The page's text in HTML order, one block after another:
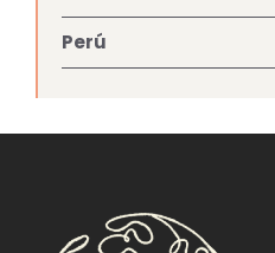
Perú